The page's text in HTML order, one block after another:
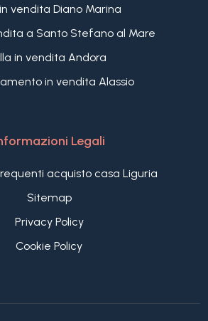
vendita Diano Marina
a Santo Stefano al Mare
in vendita Andora
in vendita Alassio
Legali
acquisto casa Liguria
Sitemap
Privacy Policy
Cookie Policy